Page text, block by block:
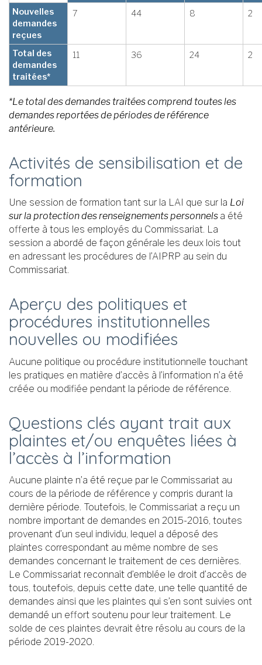
Nouvelles
demandes
reçues
7 44 8 2
Total des
demandes
traitées*
11 36 24 2
*Le total des demandes traitées comprend toutes les
demandes reportées de périodes de référence
antérieure.
Activités de sensibilisation et de
formation
Une session de formation tant sur la LAI que sur la Loi
sur la protection des renseignements personnels a été
offerte à tous les employés du Commissariat. La
session a abordé de façon générale les deux lois tout
en adressant les procédures de l’AIPRP au sein du
Commissariat.
Aperçu des politiques et
procédures institutionnelles
nouvelles ou modifiées
Aucune politique ou procédure institutionnelle touchant
les pratiques en matière d’accès à l’information n’a été
créée ou modifiée pendant la période de référence.
Questions clés ayant trait aux
plaintes et/ou enquêtes liées à
l’accès à l’information
Aucune plainte n’a été reçue par le Commissariat au
cours de la période de référence y compris durant la
dernière période. Toutefois, le Commissariat a reçu un
nombre important de demandes en 2015-2016, toutes
provenant d’un seul individu, lequel a déposé des
plaintes correspondant au même nombre de ses
demandes concernant le traitement de ces dernières.
Le Commissariat reconnaît d’emblée le droit d’accès de
tous, toutefois, depuis cette date, une telle quantité de
demandes ainsi que les plaintes qui s’en sont suivies ont
demandé un effort soutenu pour leur traitement. Le
solde de ces plaintes devrait être résolu au cours de la
période 2019-2020.